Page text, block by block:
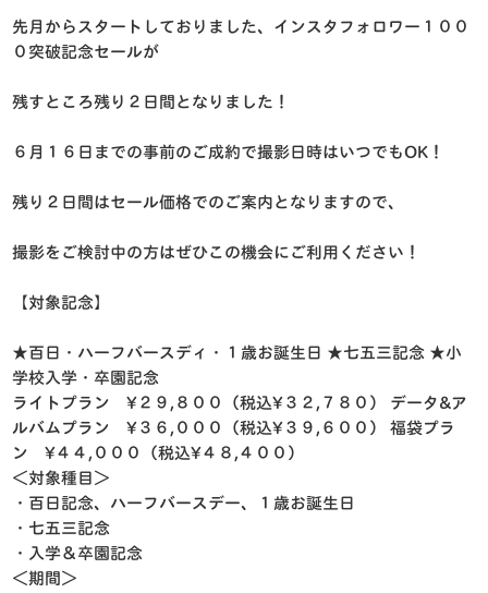
先月からスタートしておりました、インスタフォロワー１００
０突破記念セールが
残すところ残り２日間となりました！
６月１６日までの事前のご成約で撮影日時はいつでもOK！
残り２日間はセール価格でのご案内となりますので、
撮影をご検討中の方はぜひこの機会にご利用ください！
【対象記念】
★百日・ハーフバースディ・１歳お誕生日 ★七五三記念 ★小
学校入学・卒園記念
ライトプラン ¥２９,８００（税込¥３２,７８０）
データ&ア
ルバムプラン ¥３６,０００（税込¥３９,６００）
福袋プラ
ン ¥４４,０００（税込¥４８,４００）
＜対象種目＞
・百日記念、ハーフバースデー、１歳お誕生日
・七五三記念
・入学＆卒園記念
＜期間＞